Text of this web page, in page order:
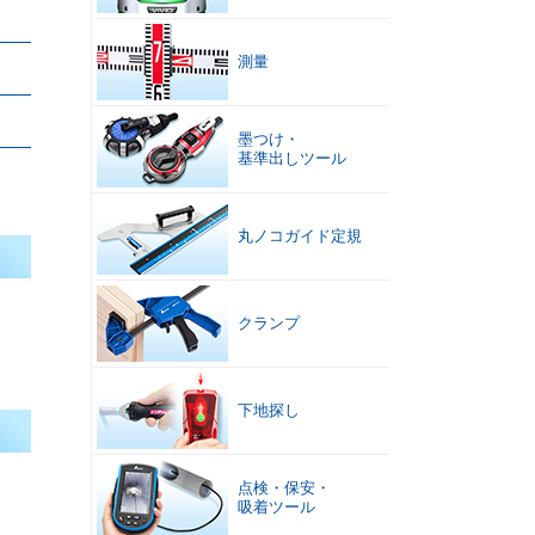
測量
墨つけ ・
基準出しツール
丸ノコガイド定規
クランプ
下地探し
点検 ・ 保安 ・
吸着ツール